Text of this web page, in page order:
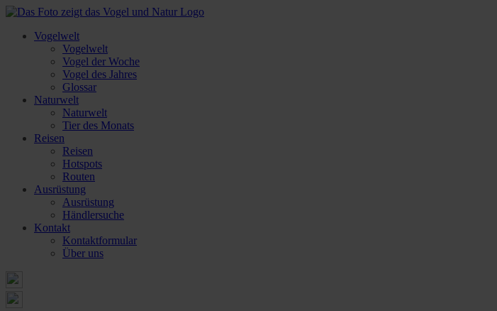
Vogelwelt
Vogelwelt
Vogel der Woche
Vogel des Jahres
Glossar
Naturwelt
Naturwelt
Tier des Monats
Reisen
Reisen
Hotspots
Routen
Ausrüstung
Ausrüstung
Händlersuche
Kontakt
Kontaktformular
Über uns